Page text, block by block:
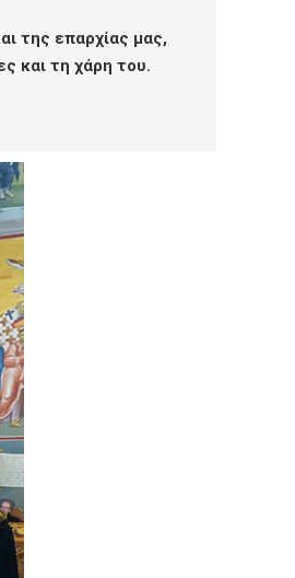
της επαρχίας μας,
και τη χάρη του.